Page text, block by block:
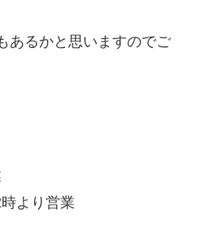
あるかと思いますのでご
より営業